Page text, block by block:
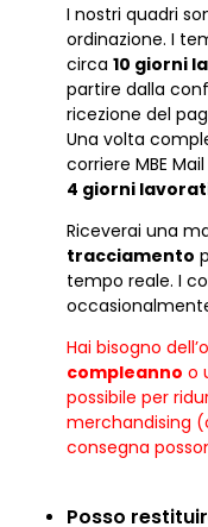
I nostri quadri
ordinazione. I
circa 10 giorni
partire dalla
ricezione del
Una volta
corriere MBE
4 giorni
Riceverai una
tracciamento
tempo reale. I
Hai bisogno
compleanno o
possibile per
merchandising
consegna
Posso